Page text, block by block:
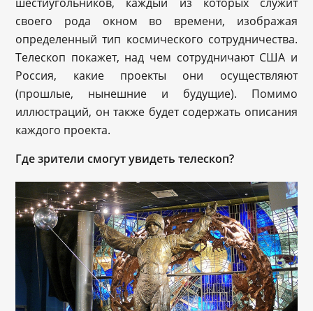
своего рода окном во времени, изображая
определенный тип космического сотрудничества.
Телескоп покажет, над чем сотрудничают США и
Россия, какие проекты они осуществляют
(прошлые, нынешние и будущие). Помимо
иллюстраций, он также будет содержать описания
каждого проекта.
Где зрители смогут увидеть телескоп?